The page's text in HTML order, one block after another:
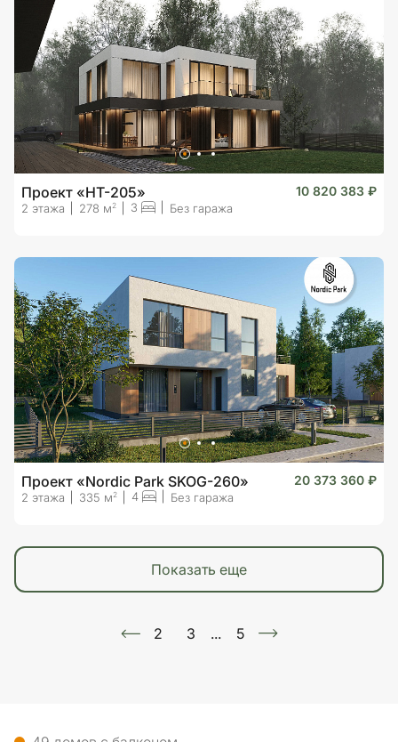
Проект «HT-205» 10 820 383 ₽
2 этажа 278 м 2 3 Без гаража
Проект «Nordic Park SKOG-260» 20 373 360 ₽
2 этажа 335 м2 4 Без гаража
показать еще
2 3 ... 5